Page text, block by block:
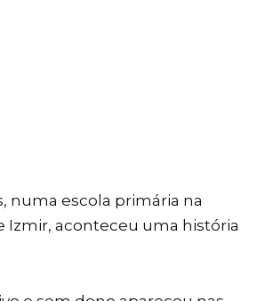
numa escola primária na
Izmir, aconteceu uma história